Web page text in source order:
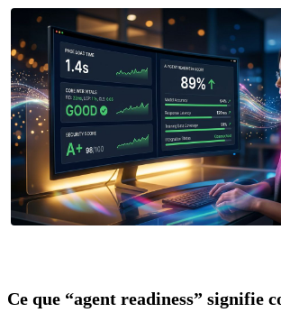
Ce que “agent readiness” signifie